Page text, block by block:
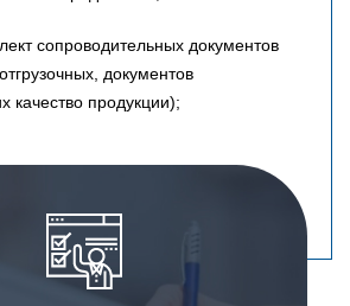
сопроводительных документов
документов
качество продукции);